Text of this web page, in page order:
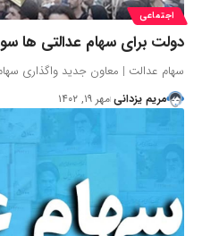
اجتماعی
دولت برای سهام عدالتی ها
سهام عدالت | معاون جدید واگذاری
مریم یزدانی مهر ۱۹, ۱۴۰۲